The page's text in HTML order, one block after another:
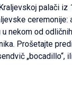
palači iz
nekom od
Prošetajte
„bocadillo“,